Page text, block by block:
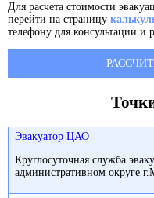
Для расчета стоимости
перейти на страницу
телефону для консультации и
Эвакуатор ЦАО
Круглосуточная служба
административном округе